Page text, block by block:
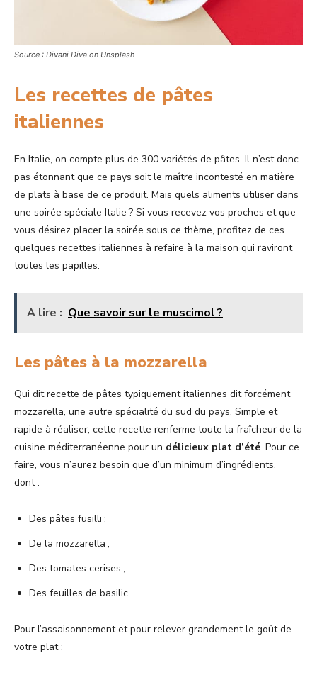
Source : Divani Diva on Unsplash
Les recettes de pâtes
italiennes
En Italie, on compte plus de 300 variétés de pâtes. Il n’est donc
pas étonnant que ce pays soit le maître incontesté en matière
de plats à base de ce produit. Mais quels aliments utiliser dans
une soirée spéciale Italie ? Si vous recevez vos proches et que
vous désirez placer la soirée sous ce thème, profitez de ces
quelques recettes italiennes à refaire à la maison qui raviront
toutes les papilles.
A lire : Que savoir sur le muscimol ?
Les pâtes à la mozzarella
Qui dit recette de pâtes typiquement italiennes dit forcément
mozzarella, une autre spécialité du sud du pays. Simple et
rapide à réaliser, cette recette renferme toute la fraîcheur de la
cuisine méditerranéenne pour un délicieux plat d’été. Pour ce
faire, vous n’aurez besoin que d’un minimum d’ingrédients,
dont :
Des pâtes fusilli ;
De la mozzarella ;
Des tomates cerises ;
Des feuilles de basilic.
Pour l’assaisonnement et pour relever grandement le goût de
votre plat :